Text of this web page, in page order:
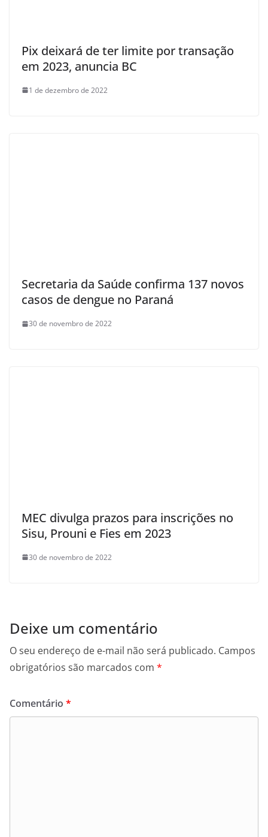
Pix deixará de ter limite por transação
em 2023, anuncia BC
1 de dezembro de 2022
Secretaria da Saúde confirma 137 novos
casos de dengue no Paraná
30 de novembro de 2022
MEC divulga prazos para inscrições no
Sisu, Prouni e Fies em 2023
30 de novembro de 2022
Deixe um comentário
O seu endereço de e-mail não será publicado. Campos
obrigatórios são marcados com *
Comentário *